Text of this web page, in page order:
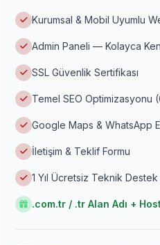
Kurumsal & Mobil Uyumlu
Admin Paneli — Kolayca
SSL Güvenlik Sertifikası
Temel SEO Optimizasyonu
Google Maps & WhatsApp
İletişim & Teklif Formu
1 Yıl Ücretsiz Teknik Destek
.com.tr / .tr Alan Adı +